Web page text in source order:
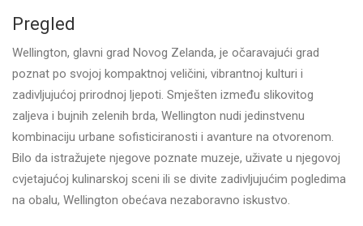
Pregled
Wellington, glavni grad Novog Zelanda, je očaravajući grad
poznat po svojoj kompaktnoj veličini, vibrantnoj kulturi i
zadivljujućoj prirodnoj ljepoti. Smješten između slikovitog
zaljeva i bujnih zelenih brda, Wellington nudi jedinstvenu
kombinaciju urbane sofisticiranosti i avanture na otvorenom.
Bilo da istražujete njegove poznate muzeje, uživate u njegovoj
cvjetajućoj kulinarskoj sceni ili se divite zadivljujućim pogledima
na obalu, Wellington obećava nezaboravno iskustvo.